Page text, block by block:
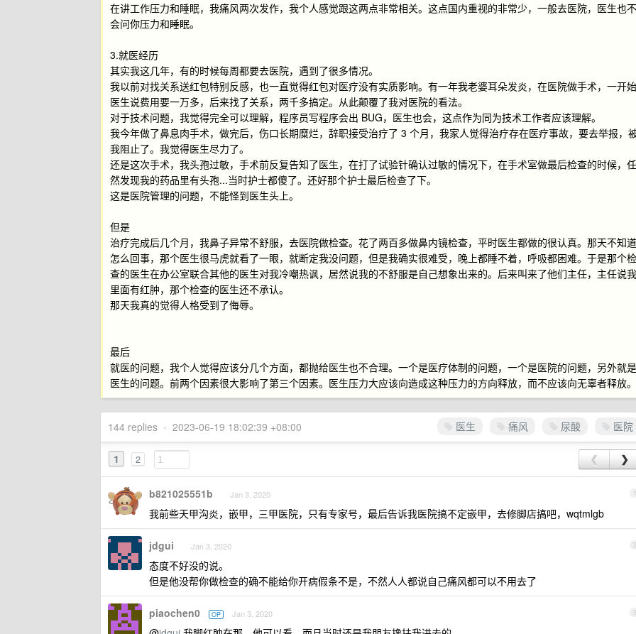
在讲工作压力和睡眠，我痛风两次发作，我个人感觉跟这两点非常相关。这点国内重视的非常少，一般去医院，医生也不
会问你压力和睡眠。
3.就医经历
其实我这几年，有的时候每周都要去医院，遇到了很多情况。
我以前对找关系送红包特别反感，也一直觉得红包对医疗没有实质影响。有一年我老婆耳朵发炎，在医院做手术，一开始
医生说费用要一万多，后来找了关系，两千多搞定。从此颠覆了我对医院的看法。
对于技术问题，我觉得完全可以理解，程序员写程序会出 BUG，医生也会，这点作为同为技术工作者应该理解。
我今年做了鼻息肉手术，做完后，伤口长期糜烂，辞职接受治疗了 3 个月，我家人觉得治疗存在医疗事故，要去举报，
我阻止了。我觉得医生尽力了。
还是这次手术，我头孢过敏，手术前反复告知了医生，在打了试验针确认过敏的情况下，在手术室做最后检查的时候，任
然发现我的药品里有头孢...当时护士都傻了。还好那个护士最后检查了下。
这是医院管理的问题，不能怪到医生头上。
但是
治疗完成后几个月，我鼻子异常不舒服，去医院做检查。花了两百多做鼻内镜检查，平时医生都做的很认真。那天不知道
怎么回事，那个医生很马虎就看了一眼，就断定我没问题，但是我确实很难受，晚上都睡不着，呼吸都困难。于是那个检
查的医生在办公室联合其他的医生对我冷嘲热讽，居然说我的不舒服是自己想象出来的。后来叫来了他们主任，主任说我
里面有红肿，那个检查的医生还不承认。
那天我真的觉得人格受到了侮辱。
最后
就医的问题，我个人觉得应该分几个方面，都抛给医生也不合理。一个是医疗体制的问题，一个是医院的问题，另外就是
医生的问题。前两个因素很大影响了第三个因素。医生压力大应该向造成这种压力的方向释放，而不应该向无辜者释放。
医生 痛风 尿酸 医院
144 replies • 2023-06-19 18:02:39 +08:00
1 2 ❮ ❯
1
b821025551b Jan 3, 2020
我前些天甲沟炎，嵌甲，三甲医院，只有专家号，最后告诉我医院搞不定嵌甲，去修脚店搞吧，wqtmlgb
2
jdgui Jan 3, 2020
态度不好没的说。
但是他没帮你做检查的确不能给你开病假条不是，不然人人都说自己痛风都可以不用去了
3
piaochen0 OP Jan 3, 2020